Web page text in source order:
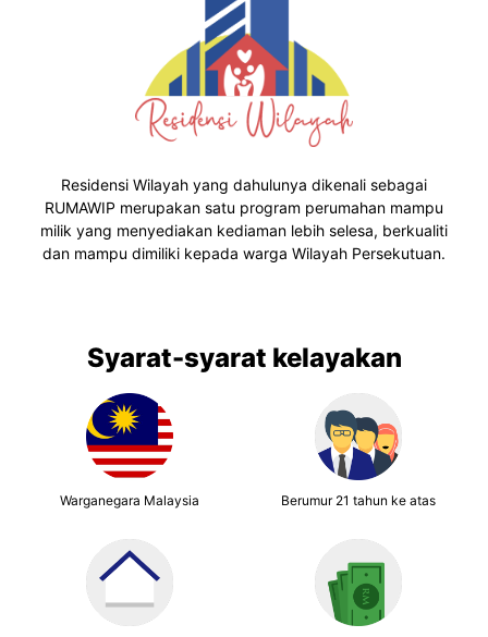
Residensi Wilayah yang dahulunya dikenali sebagai
RUMAWIP merupakan satu program perumahan mampu
milik yang menyediakan kediaman lebih selesa, berkualiti
dan mampu dimiliki kepada warga Wilayah Persekutuan.
Syarat-syarat kelayakan
Warganegara Malaysia Berumur 21 tahun ke atas